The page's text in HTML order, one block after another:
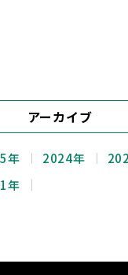
アーカイブ
年 2024年
年